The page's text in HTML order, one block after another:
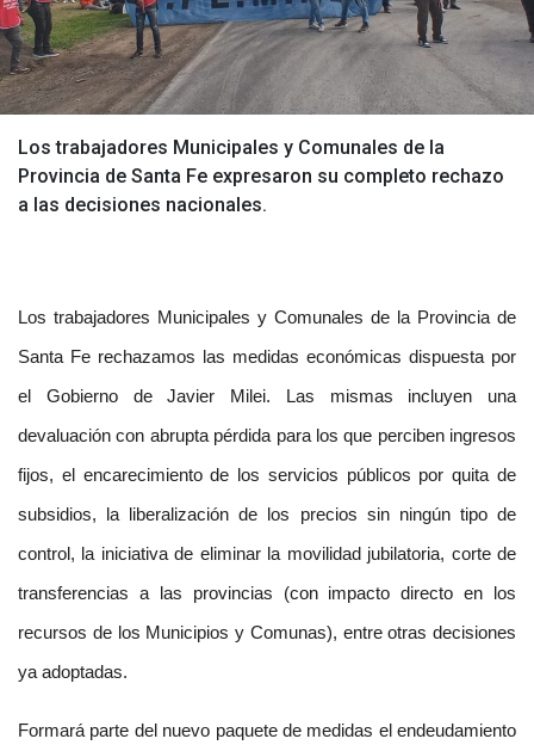
Los trabajadores Municipales y Comunales de la
Provincia de Santa Fe expresaron su completo rechazo
a las decisiones nacionales.
Los trabajadores Municipales y Comunales de la Provincia de
Santa Fe rechazamos las medidas económicas dispuesta por
el Gobierno de Javier Milei. Las mismas incluyen una
devaluación con abrupta pérdida para los que perciben ingresos
fijos, el encarecimiento de los servicios públicos por quita de
subsidios, la liberalización de los precios sin ningún tipo de
control, la iniciativa de eliminar la movilidad jubilatoria, corte de
transferencias a las provincias (con impacto directo en los
recursos de los Municipios y Comunas), entre otras decisiones
ya adoptadas.
Formará parte del nuevo paquete de medidas el endeudamiento